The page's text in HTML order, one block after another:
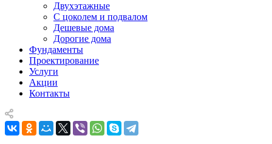
Двухэтажные
С цоколем и подвалом
Дешевые дома
Дорогие дома
Фундаменты
Проектирование
Услуги
Акции
Контакты